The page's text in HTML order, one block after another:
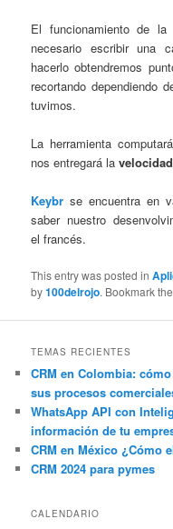
El funcionamiento de
necesario escribir una
hacerlo obtendremos
recortando dependiendo
tuvimos.
La herramienta
nos entregará la
Keybr se encuentra en
saber nuestro
el francés.
This entry was posted in
by100delrojo. Bookmark
TEMAS RECIENTES
CRM en Colombia:
sus procesos
WhatsApp API con
información de tu
CRM en México ¿Cómo
CRM 2024 para pymes
CALENDARIO